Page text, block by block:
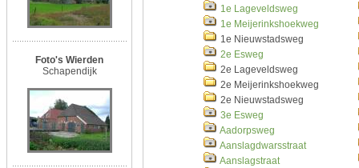
Foto's Wierden
Schapendijk
1e Lageveldsweg
1e Meijerinkshoekweg
1e Nieuwstadsweg
2e Esweg
2e Lageveldsweg
2e Meijerinkshoekweg
2e Nieuwstadsweg
3e Esweg
Aadorpsweg
Aanslagdwarsstraat
Aanslagstraat